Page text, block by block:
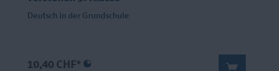
Deutsch in der Grundschule
10,40 CHF*